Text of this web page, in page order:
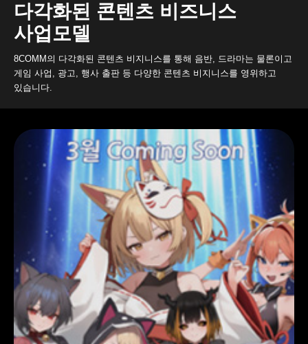
다각화된 콘텐츠 비즈니스
사업모델
8COMM의 다각화된 콘텐츠 비지니스를 통해 음반, 드라마는 물론이고
게임 사업, 광고, 행사 출판 등 다양한 콘텐츠 비지니스를 영위하고
있습니다.